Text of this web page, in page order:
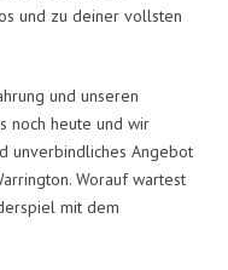
und zu deiner vollsten
und unseren
noch heute und wir
unverbindliches Angebot
Worauf wartest
mit dem